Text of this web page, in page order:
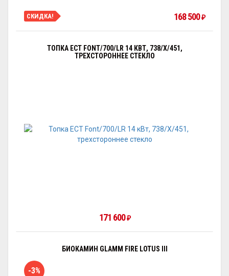
СКИДКА! 168 500 ₽
ТОПКА ECT FONT/700/LR 14 КВТ, 738/X/451,
ТРЕХСТОРОННЕЕ СТЕКЛО
171 600 ₽
БИОКАМИН GLAMM FIRE LOTUS III
-3%